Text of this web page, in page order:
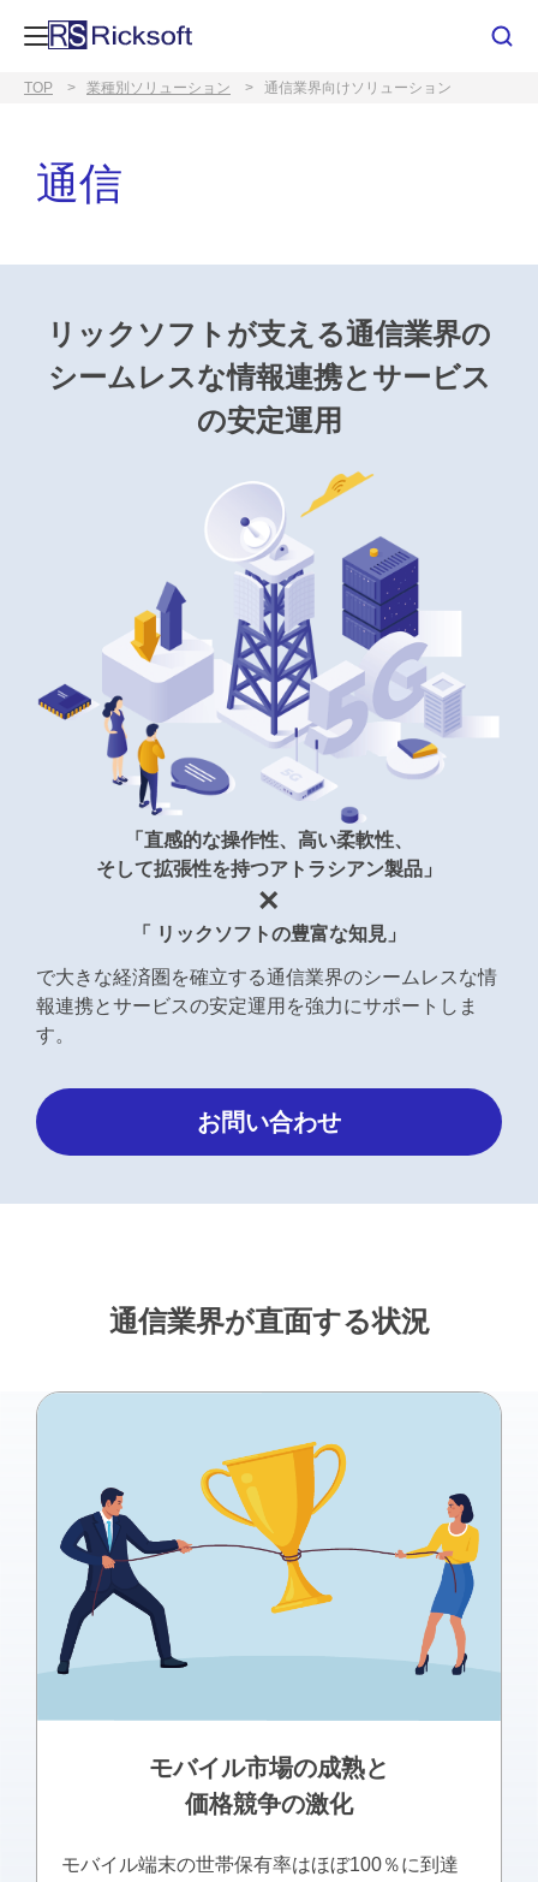
TOP 業種別ソリューション 通信業界向けソリューション
通信
リックソフトが支える通信業界の
シームレスな情報連携とサービス
の安定運用
「直感的な操作性、高い柔軟性、
そして拡張性を持つアトラシアン製品」
×
「 リックソフトの豊富な知見」
で大きな経済圏を確立する通信業界のシームレスな情
報連携とサービスの安定運用を強力にサポートしま
す。
お問い合わせ
通信業界が直面する状況
モバイル市場の成熟と
価格競争の激化
モバイル端末の世帯保有率はほぼ100％に到達